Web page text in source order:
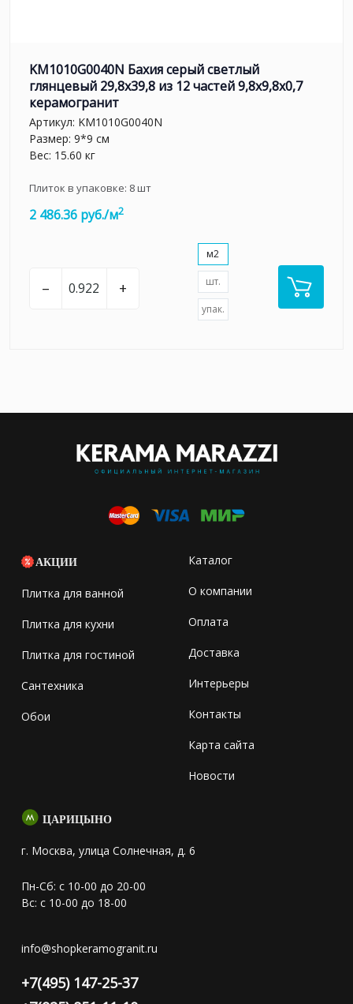
KM1010G0040N Бахия серый светлый
глянцевый 29,8х39,8 из 12 частей 9,8x9,8x0,7
керамогранит
Артикул: KM1010G0040N
Размер: 9*9 см
Вес: 15.60 кг
Плиток в упаковке: 8шт
2 486.36 руб./м2
– +
м2
шт.
упак.
АКЦИИ
Плитка для ванной
Плитка для кухни
Плитка для гостиной
Сантехника
Обои
Каталог
О компании
Оплата
Доставка
Интерьеры
Контакты
Карта сайта
Новости
ЦАРИЦЫНО
г. Москва, улица Солнечная, д. 6
Пн-Сб: с 10-00 до 20-00
Вс: с 10-00 до 18-00
info@shopkeramogranit.ru
+7(495) 147-25-37